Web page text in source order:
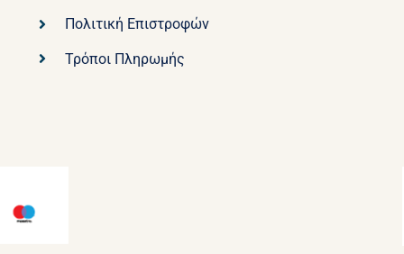
Πολιτική Επιστροφών
Τρόποι Πληρωμής